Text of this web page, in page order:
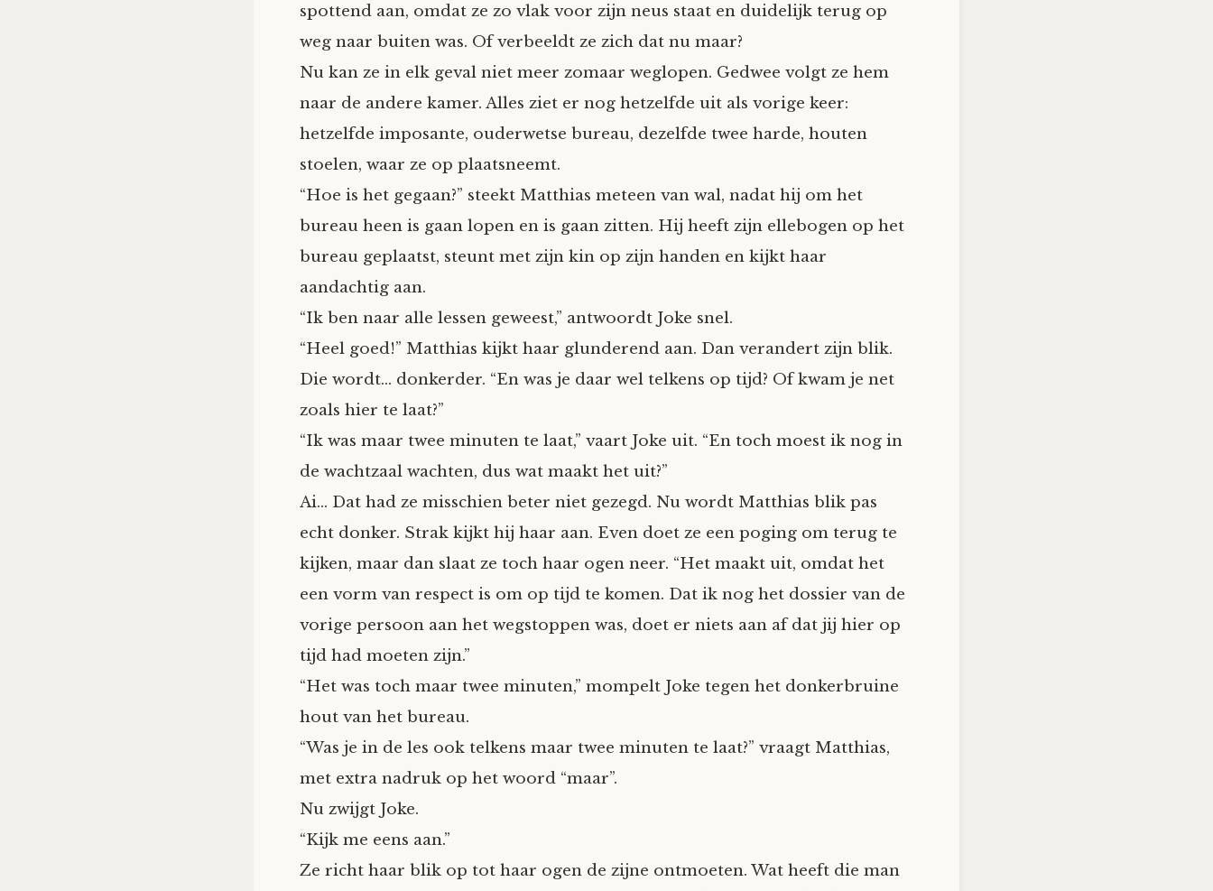
spottend aan, omdat ze zo vlak voor zijn neus staat en duidelijk terug op
weg naar buiten was. Of verbeeldt ze zich dat nu maar?
Nu kan ze in elk geval niet meer zomaar weglopen. Gedwee volgt ze hem
naar de andere kamer. Alles ziet er nog hetzelfde uit als vorige keer:
hetzelfde imposante, ouderwetse bureau, dezelfde twee harde, houten
stoelen, waar ze op plaatsneemt.
“Hoe is het gegaan?” steekt Matthias meteen van wal, nadat hij om het
bureau heen is gaan lopen en is gaan zitten. Hij heeft zijn ellebogen op het
bureau geplaatst, steunt met zijn kin op zijn handen en kijkt haar
aandachtig aan.
“Ik ben naar alle lessen geweest,” antwoordt Joke snel.
“Heel goed!” Matthias kijkt haar glunderend aan. Dan verandert zijn blik.
Die wordt… donkerder. “En was je daar wel telkens op tijd? Of kwam je net
zoals hier te laat?”
“Ik was maar twee minuten te laat,” vaart Joke uit. “En toch moest ik nog in
de wachtzaal wachten, dus wat maakt het uit?”
Ai… Dat had ze misschien beter niet gezegd. Nu wordt Matthias blik pas
echt donker. Strak kijkt hij haar aan. Even doet ze een poging om terug te
kijken, maar dan slaat ze toch haar ogen neer. “Het maakt uit, omdat het
een vorm van respect is om op tijd te komen. Dat ik nog het dossier van de
vorige persoon aan het wegstoppen was, doet er niets aan af dat jij hier op
tijd had moeten zijn.”
“Het was toch maar twee minuten,” mompelt Joke tegen het donkerbruine
hout van het bureau.
“Was je in de les ook telkens maar twee minuten te laat?” vraagt Matthias,
met extra nadruk op het woord “maar”.
Nu zwijgt Joke.
“Kijk me eens aan.”
Ze richt haar blik op tot haar ogen de zijne ontmoeten. Wat heeft die man